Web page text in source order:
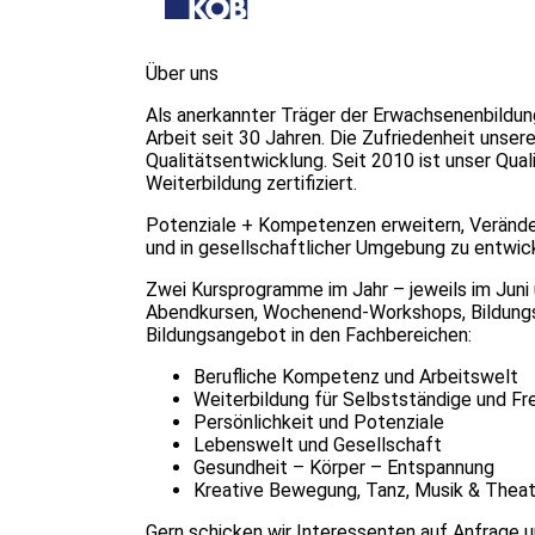
Über uns
Als anerkannter Träger der
Arbeit seit 30 Jahren. Die Zufriedenheit
Qualitätsentwicklung. Seit 2010 ist unser
Weiterbildung zertifiziert.
Potenziale + Kompetenzen erweitern,
und in gesellschaftlicher Umgebung zu
Zwei Kursprogramme im Jahr – jeweils im
Abendkursen, Wochenend-Workshops,
Bildungsangebot in den Fachbereichen:
Berufliche Kompetenz und Arbeitswelt
Weiterbildung für Selbstständige und
Persönlichkeit und Potenziale
Lebenswelt und Gesellschaft
Gesundheit – Körper – Entspannung
Kreative Bewegung, Tanz, Musik &